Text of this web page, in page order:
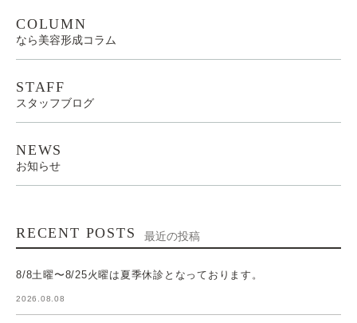
COLUMN
なら美容形成コラム
STAFF
スタッフブログ
NEWS
お知らせ
RECENT POSTS 最近の投稿
8/8土曜〜8/25火曜は夏季休診となっております。
2026.08.08